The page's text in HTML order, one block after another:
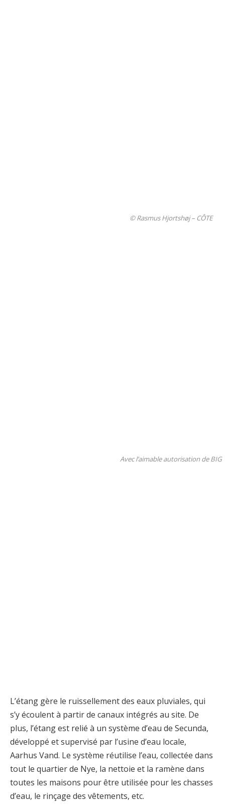
© Rasmus Hjortshøj – CÔTE
Avec l’aimable autorisation de BIG
L’étang gère le ruissellement des eaux pluviales, qui
s’y écoulent à partir de canaux intégrés au site. De
plus, l’étang est relié à un système d’eau de Secunda,
développé et supervisé par l’usine d’eau locale,
Aarhus Vand. Le système réutilise l’eau, collectée dans
tout le quartier de Nye, la nettoie et la ramène dans
toutes les maisons pour être utilisée pour les chasses
d’eau, le rinçage des vêtements, etc.